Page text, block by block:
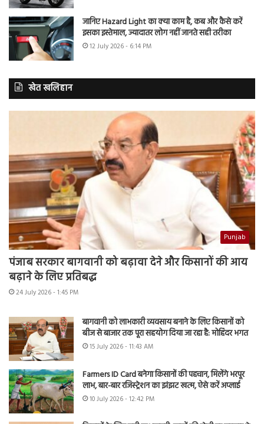
जानिए Hazard Light का क्या काम है, कब और कैसे करें
इसका इस्तेमाल, ज्यादातर लोग नहीं जानते सही तरीका
12 July 2026 - 6:14 PM
खेत खलिहान
Punjab
पंजाब सरकार बागवानी को बढ़ावा देने और किसानों की आय
बढ़ाने के लिए प्रतिबद्ध
24 July 2026 - 1:45 PM
बागवानी को लाभकारी व्यवसाय बनाने के लिए किसानों को
बीज से बाजार तक पूरा सहयोग दिया जा रहा है: मोहिंदर भगत
15 July 2026 - 11:43 AM
Farmers ID Card बनेगा किसानों की पहचान, मिलेंगे भरपूर
लाभ, बार-बार रजिस्ट्रेशन का झंझट खत्म, ऐसे करें अप्लाई
10 July 2026 - 12:42 PM